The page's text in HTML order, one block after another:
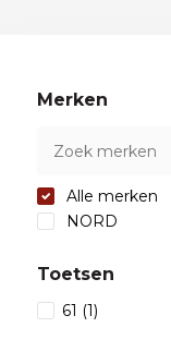
Merken
Alle merken
NORD
Toetsen
61 (1)